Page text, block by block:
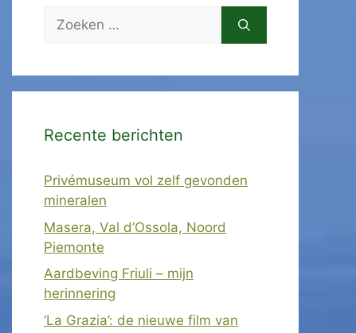
Zoek
Recente berichten
Privémuseum vol zelf gevonden
mineralen
Masera, Val d’Ossola, Noord
Piemonte
Aardbeving Friuli – mijn
herinnering
‘La Grazia’: de nieuwe film van